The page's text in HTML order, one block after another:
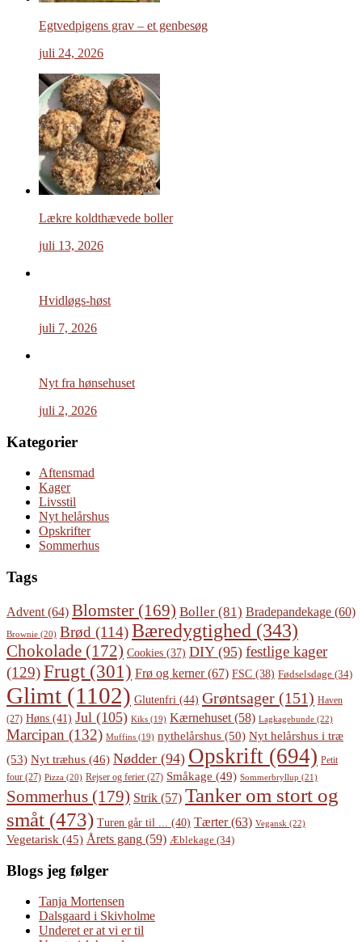
Egtvedpigens grav – et genbesøg
juli 24, 2026
Lækre koldthævede boller
juli 13, 2026
Hvidløgs-høst
juli 7, 2026
Nyt fra hønsehuset
juli 2, 2026
Kategorier
Aftensmad
Kager
Livsstil
Nyt helårshus
Opskrifter
Sommerhus
Tags
Advent (64) Blomster (169) Boller (81) Bradepandekage (60)
Brownie (20) Brød (114)Bæredygtighed (343)
Chokolade (172) Cookies (37) DIY(95) festlige kager
(129)Frugt (301) Frø og kerner(67) FSC (38) Fødselsdage (34)
Glimt (1102) Glutenfri (44) Grøntsager (151) Haven
(27) Høns (41) Jul (105) Kiks (19) Kærnehuset (58) Lagkagebunde (22)
Marcipan (132) Muffins (19) nythelårshus (50) Nyt helårshus i træ
(53) Nyt træhus (46) Nødder (94) Opskrift (694) Petit
four (27) Pizza (20) Rejser og ferier (27) Småkage (49) Sommerbryllup (21)
Sommerhus (179) Strik (57) Tanker om stort og
småt (473) Turen går til ... (40) Tærter(63) Vegansk (22)
Vegetarisk (45) Årets gang (59) Æblekage (34)
Blogs jeg følger
Tanja Mortensen
Dalsgaard i Skivholme
Underet er at vi er til